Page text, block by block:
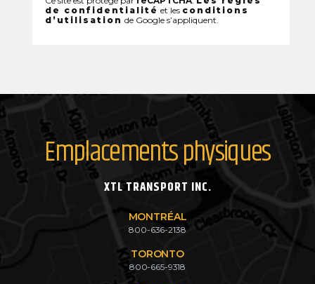
de confidentialité et les conditions
d’utilisation de Google s’appliquent.
Emplacements physiques
XTL TRANSPORT INC.
MONTRÉAL
800-636-2138
TORONTO
800-665-9318